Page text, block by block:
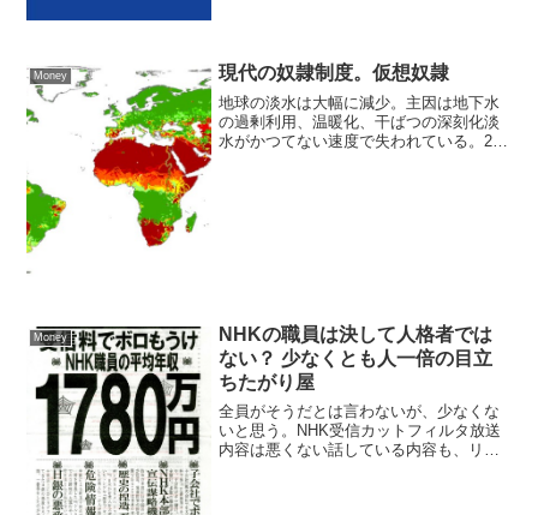
Money 現代の奴隷制度。仮想奴隷
地球の淡水は大幅に減少。主因は地下水
の過剰利用、温暖化、干ばつの深刻化淡
水がかつてない速度で失われている。22
Money
NHKの職員は決して人格者では
ない？ 少なくとも人一倍の目立
ちたがり屋
全員がそうだとは言わないが、少なくな
いと思う。NHK受信カットフィルタ放送
内容は悪くない話している内容も、リス